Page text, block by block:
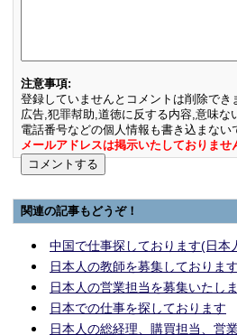
注意事項:
登録していませんとコメントは削除でき
広告,犯罪幇助,道徳に反する内容,意味な
電話番号などの個人情報も書き込まない
メールアドレスは掲示いたしておりませ
関連の記事もどうぞ！
中国で仕事探しております(日本
日本人の教師を募集しております
日本人の営業担当を募集いたし
日本での仕事を探しております
日本人の総経理、購買担当、営